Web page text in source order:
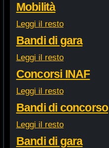
Mobilità
Leggi il resto
Bandi di gara
Leggi il resto
Concorsi INAF
Leggi il resto
Bandi di concorso
Leggi il resto
Bandi di gara